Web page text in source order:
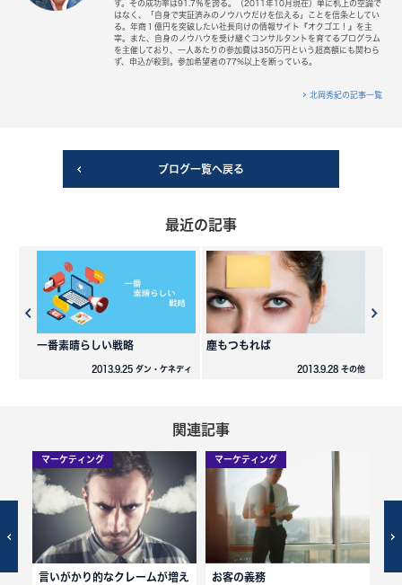
す。その成功率は91.7％を誇る。（2011年10月現在）単に机上の空論で
はなく、「自身で実証済みのノウハウだけを伝える」ことを信条としてい
る。年商１億円を突破したい社長向けの情報サイト『オクゴエ！』を主
宰。また、自身のノウハウを受け継ぐコンサルタントを育てるプログラム
を主催しており、一人あたりの参加費は350万円という超高額にも関わら
ず、申込が殺到。参加希望者の77%以上を断っている。
北岡秀紀の記事一覧
ブログ一覧へ戻る
最近の記事
一番素晴らしい戦略
2013.9.25 ダン・ケネディ
塵もつもれば
2013.9.28 その他
関連記事
マーケティング
言いがかり的なクレームが増え
マーケティング
お客の義務